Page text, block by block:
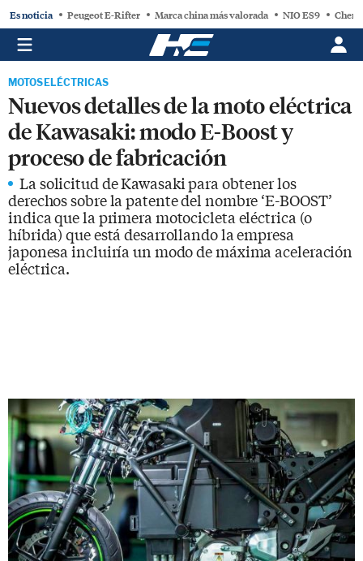
Es noticia Peugeot E-Rifter Marca china más valorada NIO ES9 Chery
MOTOS ELÉCTRICAS
Nuevos detalles de la moto eléctrica
de Kawasaki: modo E-Boost y
proceso de fabricación
La solicitud de Kawasaki para obtener los
derechos sobre la patente del nombre ‘E-BOOST’
indica que la primera motocicleta eléctrica (o
híbrida) que está desarrollando la empresa
japonesa incluiría un modo de máxima aceleración
eléctrica.